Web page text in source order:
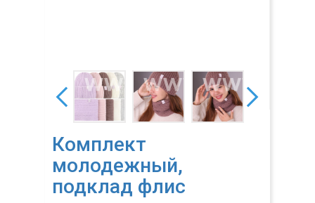
Комплект
молодежный,
подклад флис